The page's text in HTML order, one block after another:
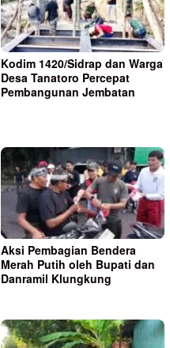
Kodim 1420/Sidrap dan Warga
Desa Tanatoro Percepat
Pembangunan Jembatan
Aksi Pembagian Bendera
Merah Putih oleh Bupati dan
Danramil Klungkung